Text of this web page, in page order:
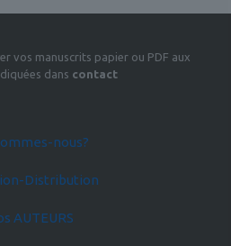
vos manuscrits papier ou PDF aux
dans contact
nous?
Distribution
AUTEURS